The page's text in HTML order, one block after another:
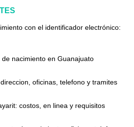
con el identificador electrónico:
nacimiento en Guanajuato
oficinas, telefono y tramites
costos, en linea y requisitos